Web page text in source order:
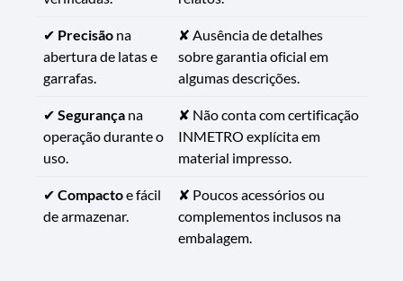
✔ Precisão na
abertura de latas e
garrafas.
✘ Ausência de detalhes
sobre garantia oficial em
algumas descrições.
✔ Segurança na
operação durante o
uso.
✘ Não conta com certificação
INMETRO explícita em
material impresso.
✔ Compactoe fácil
de armazenar.
✘ Poucos acessórios ou
complementos inclusos na
embalagem.